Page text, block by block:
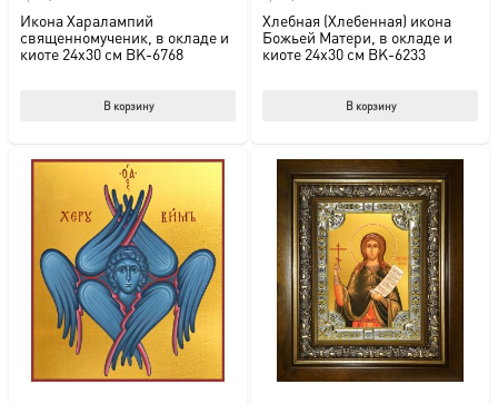
Икона Харалампий
священномученик, в окладе и
киоте 24х30 см BK-6768
В корзину
Хлебная (Хлебенная) икона
Божьей Матери, в окладе и
киоте 24х30 см BK-6233
В корзину